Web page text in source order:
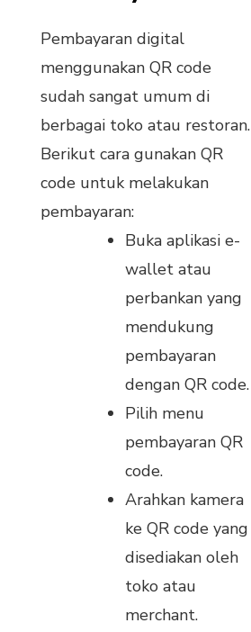
Pembayaran digital
menggunakan QR code
sudah sangat umum di
berbagai toko atau restoran.
Berikut cara gunakan QR
code untuk melakukan
pembayaran:
Buka aplikasi e-
wallet atau
perbankan yang
mendukung
pembayaran
dengan QR code.
Pilih menu
pembayaran QR
code.
Arahkan kamera
ke QR code yang
disediakan oleh
toko atau
merchant.